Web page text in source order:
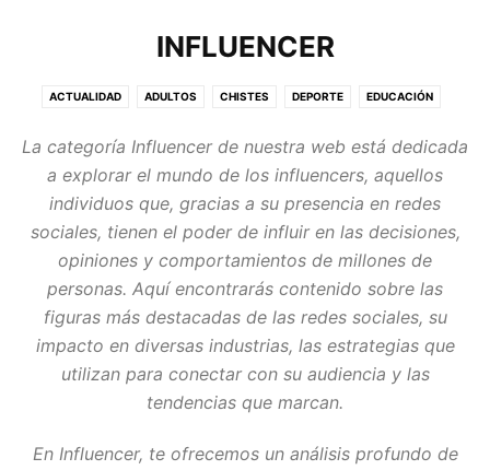
INFLUENCER
ACTUALIDAD ADULTOS CHISTES DEPORTE EDUCACIÓN
FUTBOL GATITOS GENTE HOGAR HUMOR IMAGEN Y SONIDO
INFLUENCER MODA HOMBRE
MODELO ENTRETENIMIENTO MOTOR
TV Y CINE YOUTUBER ZONA PRIVADA
La categoría Influencerde nuestra web está dedicada
a explorar el mundo de los influencers, aquellos
individuos que, gracias a su presencia en redes
sociales, tienen el poder de influir en las decisiones,
opiniones y comportamientos de millones de
personas. Aquí encontrarás contenido sobre las
figuras más destacadas de las redes sociales, su
impacto en diversas industrias, las estrategias que
utilizan para conectar con su audiencia y las
tendencias que marcan.
En Influencer, te ofrecemos un análisis profundo de